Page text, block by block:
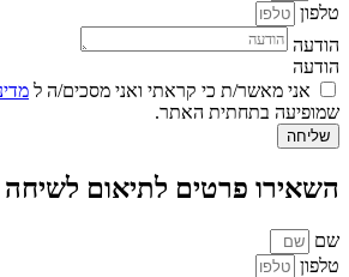
טלפון
הודעה
הודעה
אני מאשר/ת כי קראתי ואני מסכים/ה ל
שמופיעה בתחתית האתר.
שליחה
השאירו פרטים לתיאום
שם
טלפון